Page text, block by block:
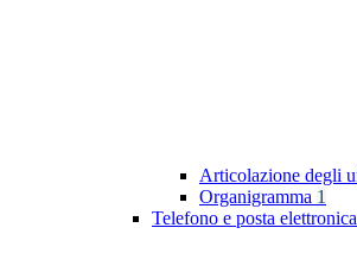
Articolazione degli
Organigramma 1
Telefono e posta elettronica